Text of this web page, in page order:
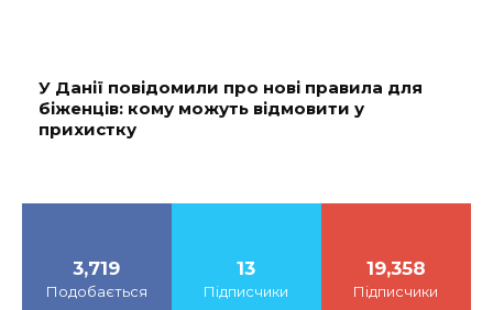
У Данії повідомили про нові правила для
біженців: кому можуть відмовити у
прихистку
3,719
Подобається
13
Підписчики
19,358
Підписчики